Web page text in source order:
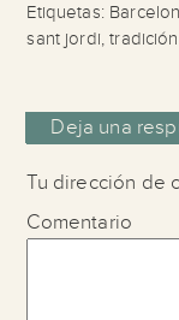
Etiquetas:
sant jordi,tradición
Deja una
Tu dirección de
Comentario